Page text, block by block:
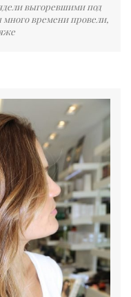
выгоревшими под
времени провели,